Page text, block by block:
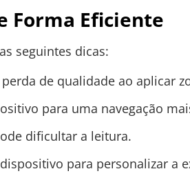
Forma Eficiente
seguintes dicas:
de qualidade ao aplicar
para uma navegação
dificultar a leitura.
para personalizar a